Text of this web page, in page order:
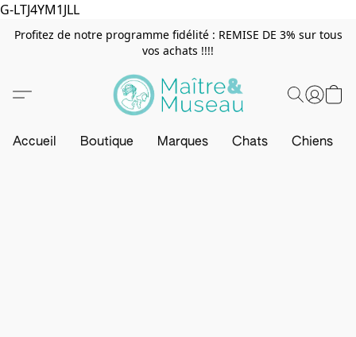
G-LTJ4YM1JLL
Profitez de notre programme fidélité : REMISE DE 3% sur tous
vos achats !!!!
Accueil Boutique Marques Chats Chiens